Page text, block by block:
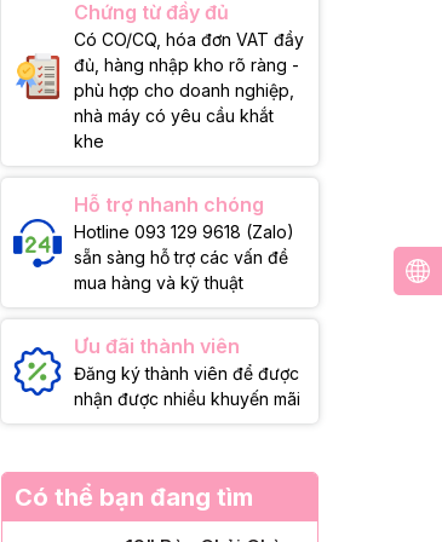
Chứng từ đầy đủ
Có CO/CQ, hóa đơn VAT đầy
đủ, hàng nhập kho rõ ràng -
phù hợp cho doanh nghiệp,
nhà máy có yêu cầu khắt
khe
Hỗ trợ nhanh chóng
Hotline 093 129 9618 (Zalo)
sẵn sàng hỗ trợ các vấn đề
mua hàng và kỹ thuật
Ưu đãi thành viên
Đăng ký thành viên để được
nhận được nhiều khuyến mãi
Có thể bạn đang tìm